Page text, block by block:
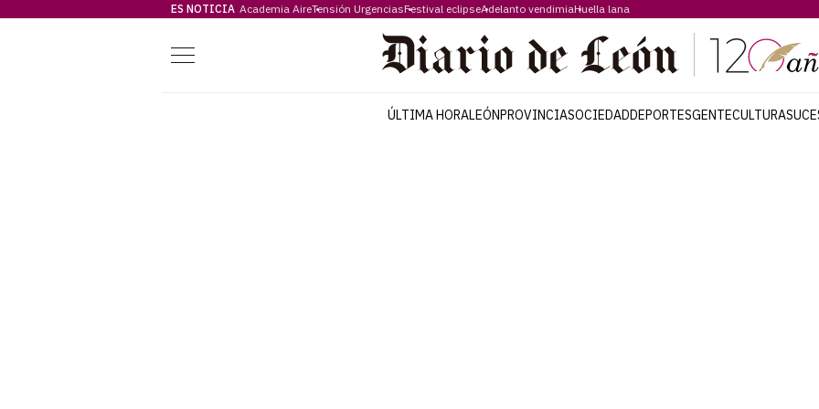
ES NOTICIA Academia AireTensión UrgenciasFestival eclipseAdelanto vendimiaHuella lana
Menú
ÚLTIMA HORALEÓNPROVINCIASOCIEDADDEPORTESGENTECULTURA